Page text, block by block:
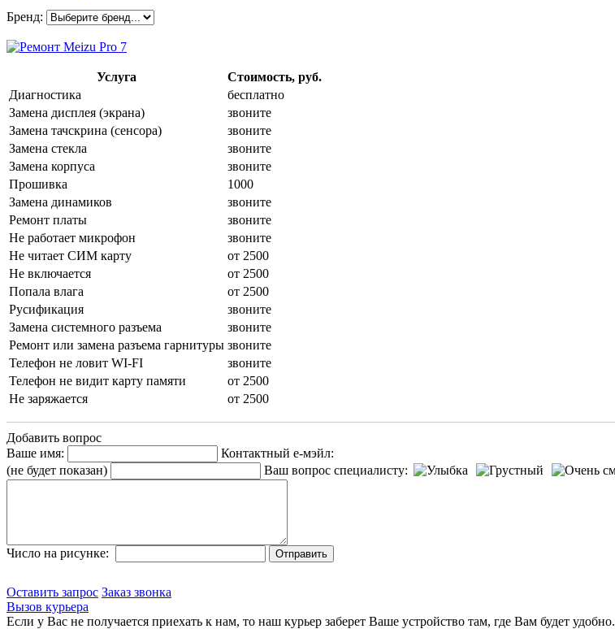
Бренд:
Услуга
Стоимость, руб.
Диагностика
бесплатно
Замена дисплея (экрана)
звоните
Замена тачскрина (сенсора)
звоните
Замена стекла
звоните
Замена корпуса
звоните
Прошивка
1000
Замена динамиков
звоните
Ремонт платы
звоните
Не работает микрофон
звоните
Не читает СИМ карту
от 2500
Не включается
от 2500
Попала влага
от 2500
Русификация
звоните
Замена системного разъема
звоните
Ремонт или замена разъема гарнитуры звоните
Телефон не ловит WI-FI
звоните
Телефон не видит карту памяти
от 2500
Не заряжается
от 2500
Добавить вопрос
Ваше имя:
Контактный е-мэйл:
(не будет показан)
Ваш вопрос специалисту:
Число на рисунке:
Оставить запрос Заказ звонка
Вызов курьера
Если у Вас не получается приехать к нам, то наш курьер заберет Ваше устройство там, где Вам будет удобно.